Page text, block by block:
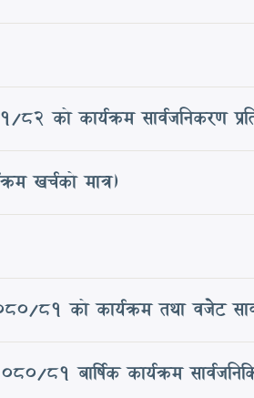
कार्यक्रम सार्वजनिकरण
खर्चको मात्र)
को कार्यक्रम तथा वजेट
बार्षिक कार्यक्रम